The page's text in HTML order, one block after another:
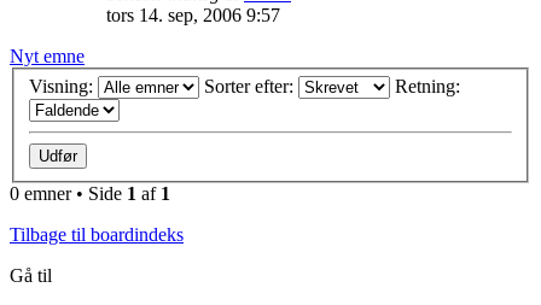
tors 14. sep, 2006 9:57
Nyt emne
Visning:
Sorter efter: Retning:
0 emner • Side 1 af 1
Tilbage til boardindeks
Gå til